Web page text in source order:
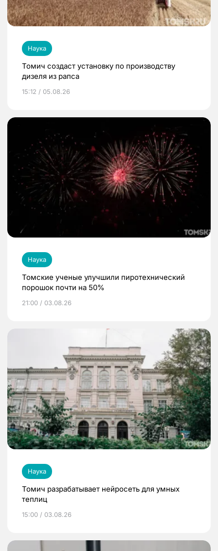
Наука
Томич создаст установку по производству
дизеля из рапса
15:12 / 05.08.26
Наука
Томские ученые улучшили пиротехнический
порошок почти на 50%
21:00 / 03.08.26
Наука
Томич разрабатывает нейросеть для умных
теплиц
15:00 / 03.08.26